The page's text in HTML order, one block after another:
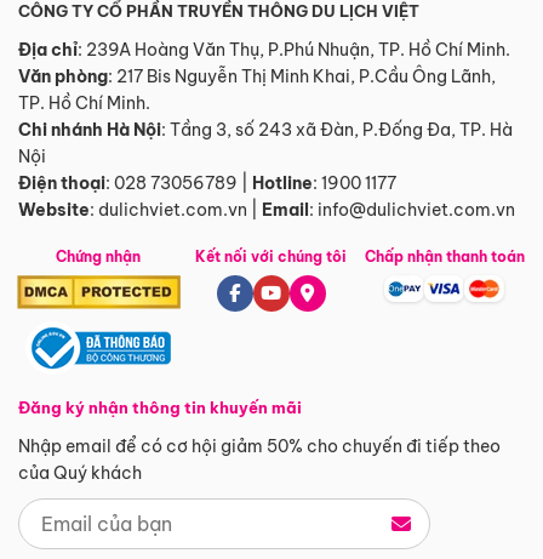
CÔNG TY CỔ PHẦN TRUYỀN THÔNG DU LỊCH VIỆT
Địa chỉ: 239A Hoàng Văn Thụ, P.Phú Nhuận, TP. Hồ Chí Minh.
Văn phòng: 217 Bis Nguyễn Thị Minh Khai, P.Cầu Ông Lãnh,
TP. Hồ Chí Minh.
Chi nhánh Hà Nội: Tầng 3, số 243 xã Đàn, P.Đống Đa, TP. Hà
Nội
Điện thoại: 028 73056789 Hotline: 1900 1177
Website: dulichviet.com.vn Email: info@dulichviet.com.vn
Chứng nhận
Đăng ký nhận thông tin khuyến mãi
Nhập email để có cơ hội giảm 50% cho chuyến đi tiếp theo
của Quý khách
Kết nối với chúng tôi Chấp nhận thanh toán